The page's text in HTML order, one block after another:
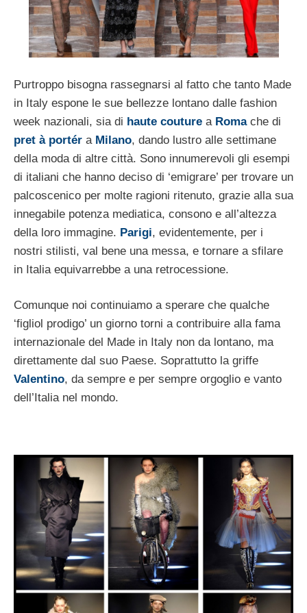
Purtroppo bisogna rassegnarsi al fatto che tanto Made
in Italy espone le sue bellezze lontano dalle fashion
week nazionali, sia di haute couture a Romache di
pret à portér a Milano, dando lustro alle settimane
della moda di altre città. Sono innumerevoli gli esempi
di italiani che hanno deciso di ‘emigrare’ per trovare un
palcoscenico per molte ragioni ritenuto, grazie alla sua
innegabile potenza mediatica, consono e all’altezza
della loro immagine. Parigi, evidentemente, per i
nostri stilisti, val bene una messa, e tornare a sfilare
in Italia equivarrebbe a una retrocessione.
Comunque noi continuiamo a sperare che qualche
‘figliol prodigo’ un giorno torni a contribuire alla fama
internazionale del Made in Italy non da lontano, ma
direttamente dal suo Paese. Soprattutto la griffe
Valentino, da sempre e per sempre orgoglio e vanto
dell’Italia nel mondo.